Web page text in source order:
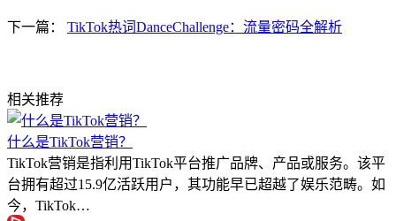
下一篇： TikTok热词DanceChallenge：流量密码全解析
相关推荐
什么是TikTok营销？
TikTok营销是指利用TikTok平台推广品牌、产品或服务。该平
台拥有超过15.9亿活跃用户，其功能早已超越了娱乐范畴。如
今，TikTok…